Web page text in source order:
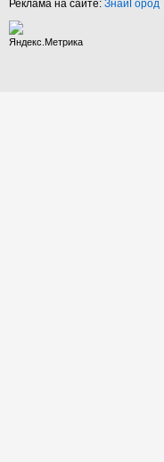
Реклама на сайте: ЗнайГород